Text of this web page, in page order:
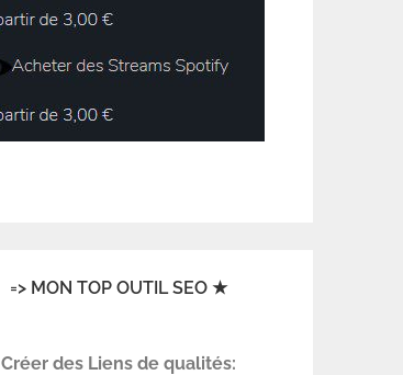
=> MON TOP OUTIL SEO ★
Créer des Liens de qualités: